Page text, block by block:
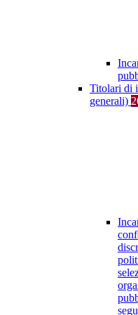
Titolari di
generali)